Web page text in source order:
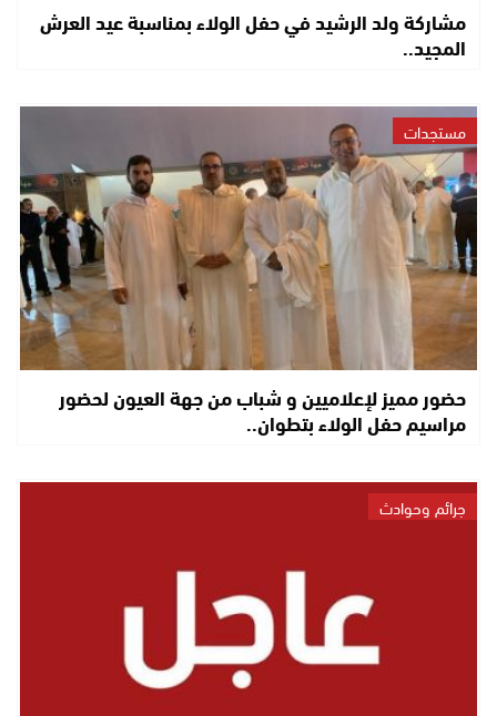
مشاركة ولد الرشيد في حفل الولاء بمناسبة عيد العرش
المجيد..
مستجدات
حضور مميز لإعلاميين و شباب من جهة العيون لحضور
مراسيم حفل الولاء بتطوان..
جرائم وحوادث